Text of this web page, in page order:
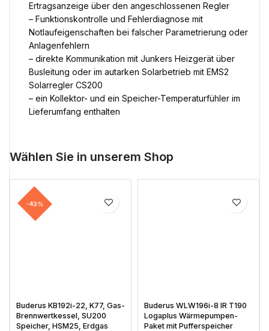
Ertragsanzeige über den angeschlossenen Regler
– Funktionskontrolle und Fehlerdiagnose mit
Notlaufeigenschaften bei falscher Parametrierung oder
Anlagenfehlern
– direkte Kommunikation mit Junkers Heizgerät über
Busleitung oder im autarken Solarbetrieb mit EMS2
Solarregler CS200
– ein Kollektor- und ein Speicher-Temperaturfühler im
Lieferumfang enthalten
Wählen Sie in unserem Shop
-43%
Buderus KB192i-22, K77, Gas-
Brennwertkessel, SU200
Speicher, HSM25, Erdgas
Buderus WLW196i-8 IR T190
Logaplus Wärmepumpen-
Paket mit Pufferspeicher